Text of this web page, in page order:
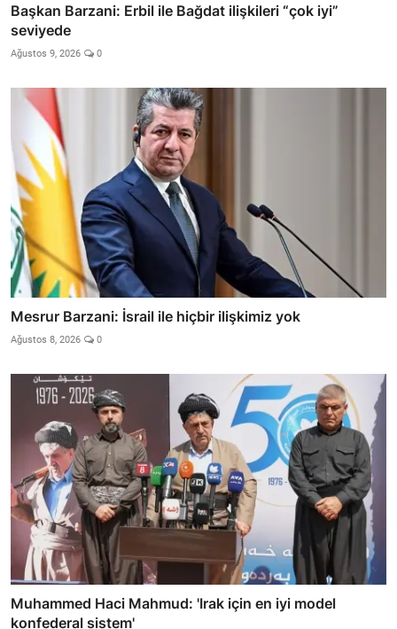
Başkan Barzani: Erbil ile Bağdat ilişkileri “çok iyi”
seviyede
Ağustos 9, 2026 0
Mesrur Barzani: İsrail ile hiçbir ilişkimiz yok
Ağustos 8, 2026 0
Muhammed Haci Mahmud: 'Irak için en iyi model
konfederal sistem'